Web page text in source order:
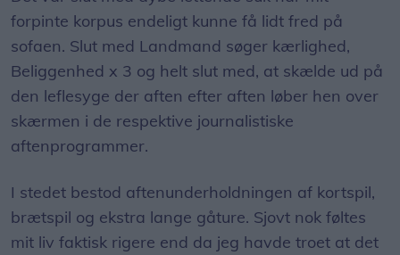
forpinte korpus endeligt kunne få lidt fred på
sofaen. Slut med Landmand søger kærlighed,
Beliggenhed x 3 og helt slut med, at skælde ud på
den leflesyge der aften efter aften løber hen over
skærmen i de respektive journalistiske
aftenprogrammer.
I stedet bestod aftenunderholdningen af kortspil,
brætspil og ekstra lange gåture. Sjovt nok føltes
mit liv faktisk rigere end da jeg havde troet at det